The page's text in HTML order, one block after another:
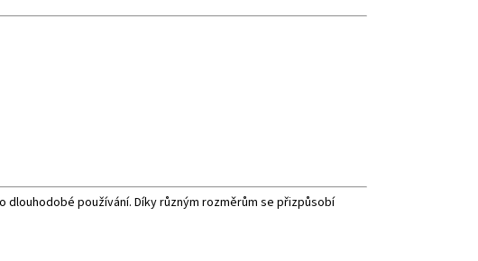
dlouhodobé používání. Díky různým rozměrům se přizpůsobí